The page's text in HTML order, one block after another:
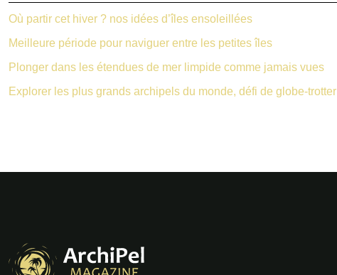
Où partir cet hiver ? nos idées d’îles ensoleillées
Meilleure période pour naviguer entre les petites îles
Plonger dans les étendues de mer limpide comme jamais vues
Explorer les plus grands archipels du monde, défi de globe-trotter